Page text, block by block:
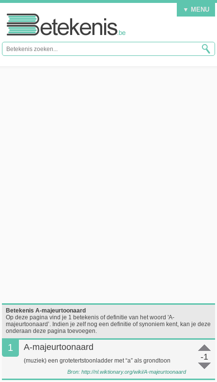
▼ MENU
Betekenis A-majeurtoonaard
Op deze pagina vind je 1 betekenis of definitie van het woord 'A-
majeurtoonaard’. Indien je zelf nog een definitie of synoniem kent, kan je deze
onderaan deze pagina toevoegen.
1
-1
A-majeurtoonaard
(muziek) een grotetertstoonladder met “a” als grondtoon
Bron: http://nl.wiktionary.org/wiki/A-majeurtoonaard